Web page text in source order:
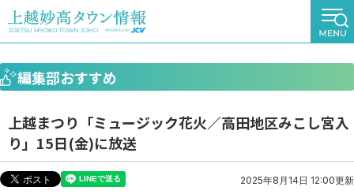
編集部おすすめ
上越まつり「ミュージック花火／高田地区みこし宮入
り」15日(金)に放送
2025年8月14日 12:00更新